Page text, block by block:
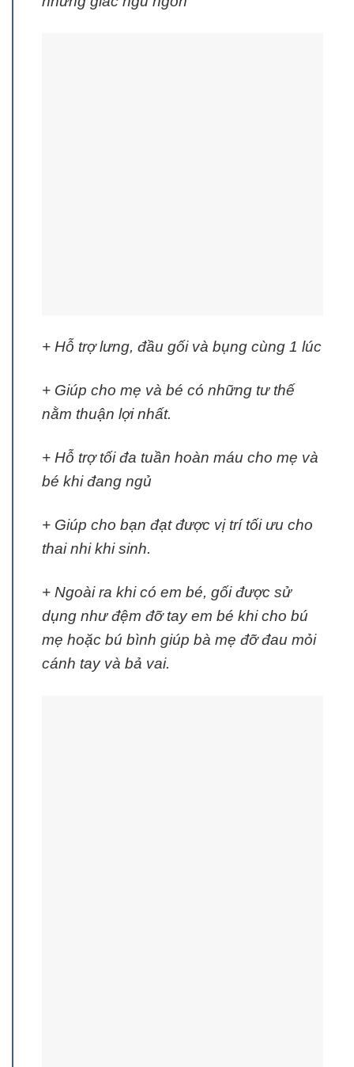
+ Hỗ trợ lưng, đầu gối và bụng cùng 1 lúc
+ Giúp cho mẹ và bé có những tư thế
nằm thuận lợi nhất.
+ Hỗ trợ tối đa tuần hoàn máu cho mẹ và
bé khi đang ngủ
+ Giúp cho bạn đạt được vị trí tối ưu cho
thai nhi khi sinh.
+ Ngoài ra khi có em bé, gối được sử
dụng như đệm đỡ tay em bé khi cho bú
mẹ hoặc bú bình giúp bà mẹ đỡ đau mỏi
cánh tay và bả vai.